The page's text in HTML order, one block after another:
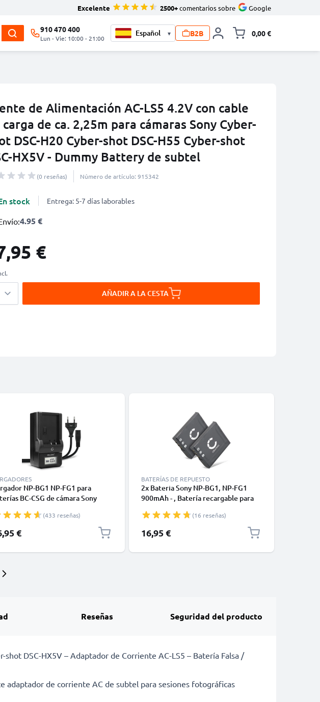
Excelente 2500+comentarios sobre Google
910 470 400
Lun - Vie: 10:00 - 21:00
▾ B2B 0,00 €
de Alimentación AC-LS5 4.2V con cable
carga de ca. 2,25m para cámaras Sony Cyber-
DSC-H20 Cyber-shot DSC-H55 Cyber-shot
HX5V - Dummy Battery de subtel
(0 reseñas) Número de artículo: 915342
stock Entrega: 5-7 días laborables
4.95 €
€
AÑADIR A LA CESTA
NP-BG1 NP-FG1 para
BC-CSG de cámara Sony
(433 reseñas)
€
BATERÍAS DE REPUESTO
2x Bateria Sony NP-BG1, NP-FG1
900mAh - , Batería recargable para
H10 H20 H50 H55 H70 -H90 DSC-
HX9V HX5V HX7V HX10V HX20V
DSC-W55 W50 W80
(16 reseñas)
16,95 €
Reseñas Seguridad del producto
DSC-HX5V – Adaptador de Corriente AC-LS5 – Batería Falsa /
adaptador de corriente AC de subtel para sesiones fotográficas